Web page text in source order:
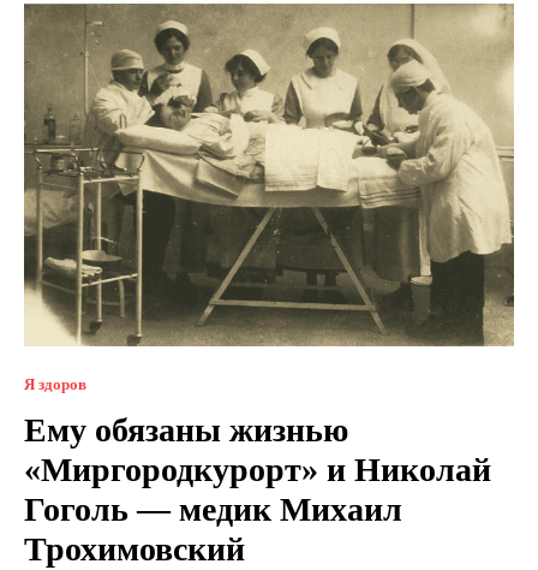
Я здоров
Ему обязаны жизнью
«Миргородкурорт» и Николай
Гоголь — медик Михаил
Трохимовский